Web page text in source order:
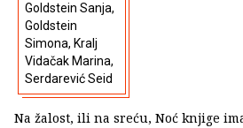
Goldstein Sanja,
Goldstein
Simona, Kralj
Vidačak Marina,
Serdarević Seid
Na žalost, ili na sreću, Noć knjige